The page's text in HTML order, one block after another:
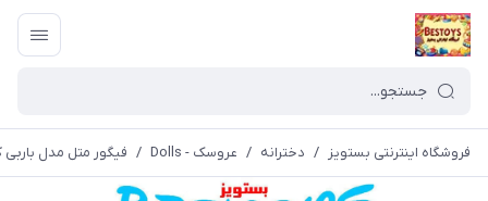
فروشگاه اینترنتی بستویز / دخترانه / عروسک - Dolls / فیگور متل مدل باربی